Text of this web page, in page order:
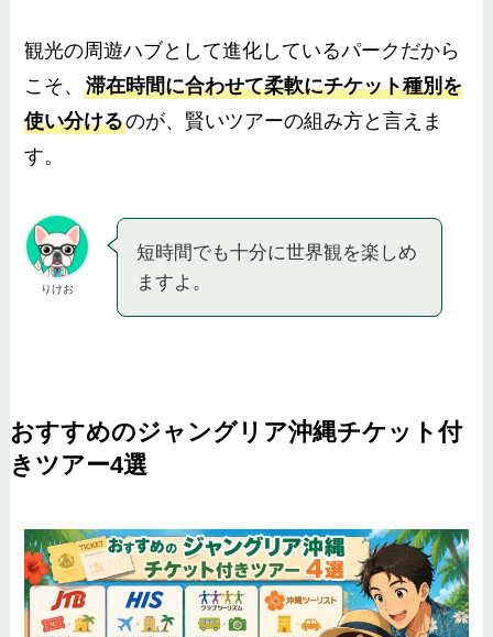
観光の周遊ハブとして進化しているパークだから
こそ、滞在時間に合わせて柔軟にチケット種別を
使い分けるのが、賢いツアーの組み方と言えま
す。
りけお
短時間でも十分に世界観を楽しめ
ますよ。
おすすめのジャングリア沖縄チケット付
きツアー4選